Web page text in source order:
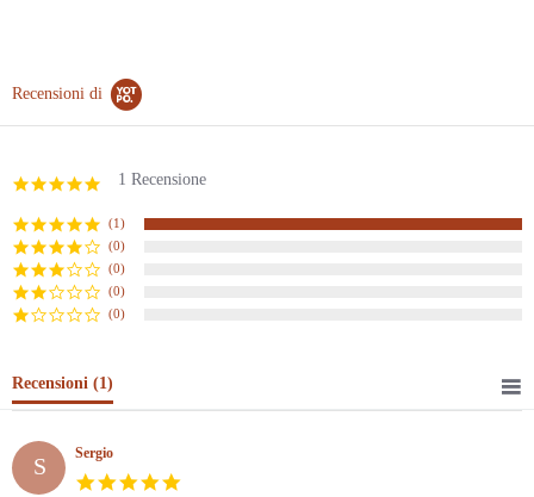
Recensioni di
5.0
rating
1 Recensione
(1)
(0)
(0)
(0)
(0)
Recensioni (1)
S Sergio